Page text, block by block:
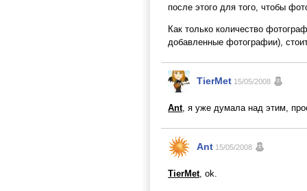
после этого для того, чтобы
Как только количество
добавленные фотографии),
TierMet 15/05/2008
Ant, я уже думала над этим,
Ant 15/05/2008
TierMet, ok.